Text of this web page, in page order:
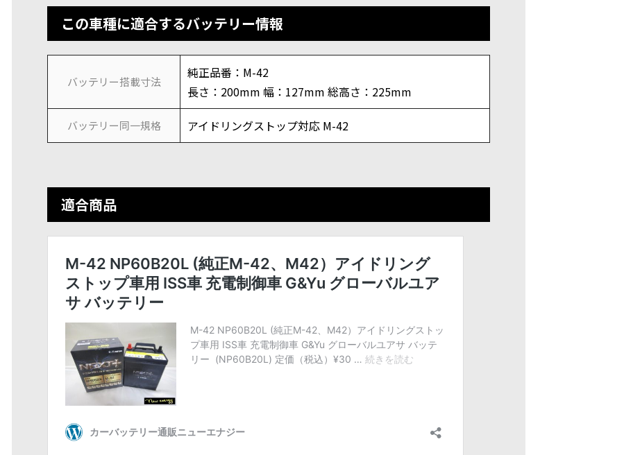
この車種に適合するバッテリー情報
バッテリー搭載寸法
純正品番：M-42
長さ：200mm 幅：127mm 総高さ：225mm
バッテリー同一規格 アイドリングストップ対応 M-42
適合商品